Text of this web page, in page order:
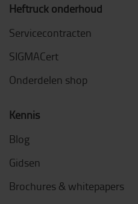
Heftruck onderhoud
Servicecontracten
SIGMACert
Onderdelen shop
Kennis
Blog
Gidsen
Brochures & whitepapers